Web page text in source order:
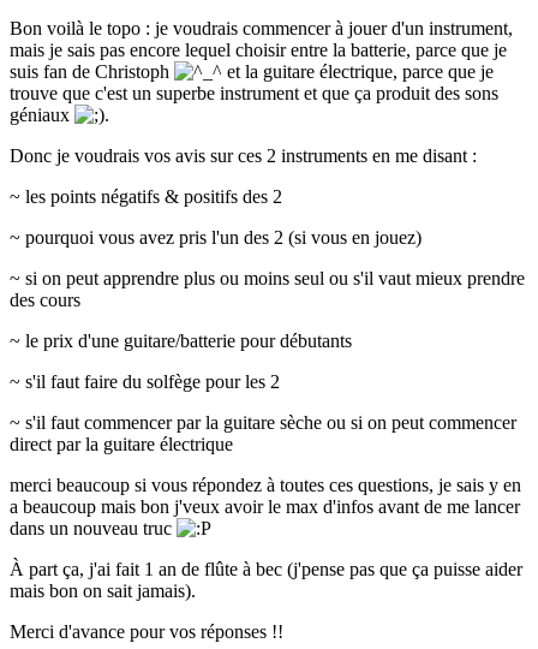
Bon voilà le topo : je voudrais commencer à jouer d'un instrument,
mais je sais pas encore lequel choisir entre la batterie, parce que je
suis fan de Christoph
et la guitare électrique, parce que je
trouve que c'est un superbe instrument et que ça produit des sons
géniaux
.
Donc je voudrais vos avis sur ces 2 instruments en me disant :
~ les points négatifs & positifs des 2
~ pourquoi vous avez pris l'un des 2 (si vous en jouez)
~ si on peut apprendre plus ou moins seul ou s'il vaut mieux prendre
des cours
~ le prix d'une guitare/batterie pour débutants
~ s'il faut faire du solfège pour les 2
~ s'il faut commencer par la guitare sèche ou si on peut commencer
direct par la guitare électrique
merci beaucoup si vous répondez à toutes ces questions, je sais y en
a beaucoup mais bon j'veux avoir le max d'infos avant de me lancer
dans un nouveau truc
À part ça, j'ai fait 1 an de flûte à bec (j'pense pas que ça puisse aider
mais bon on sait jamais).
Merci d'avance pour vos réponses !!